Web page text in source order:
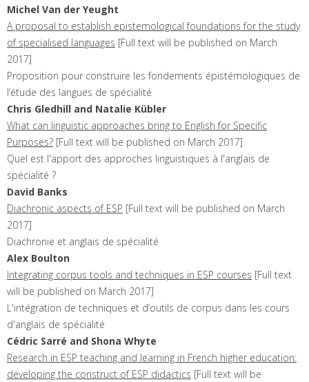
Michel Van der Yeught
A proposal to establish epistemological foundations for the study
of specialised languages [Full text will be published on March
2017]
Proposition pour construire les fondements épistémologiques de
l’étude des langues de spécialité
Chris Gledhill and Natalie Kübler
What can linguistic approaches bring to English for Specific
Purposes? [Full text will be published on March 2017]
Quel est l'apport des approches linguistiques à l'anglais de
spécialité ?
David Banks
Diachronic aspects of ESP [Full text will be published on March
2017]
Diachronie et anglais de spécialité
Alex Boulton
Integrating corpus tools and techniques in ESP courses [Full text
will be published on March 2017]
L'intégration de techniques et d’outils de corpus dans les cours
d'anglais de spécialité
Cédric Sarré and Shona Whyte
Research in ESP teaching and learning in French higher education:
developing the construct of ESP didactics [Full text will be